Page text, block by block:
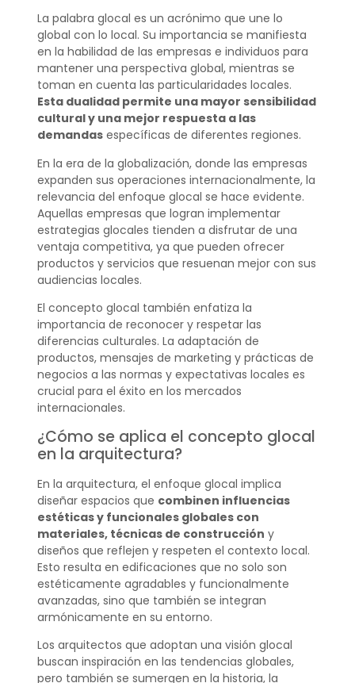
La palabra glocal es un acrónimo que une lo
global con lo local. Su importancia se manifiesta
en la habilidad de las empresas e individuos para
mantener una perspectiva global, mientras se
toman en cuenta las particularidades locales.
Esta dualidad permite una mayor sensibilidad
cultural y una mejor respuesta a las
demandasespecíficas de diferentes regiones.
En la era de la globalización, donde las empresas
expanden sus operaciones internacionalmente, la
relevancia del enfoque glocal se hace evidente.
Aquellas empresas que logran implementar
estrategias glocales tienden a disfrutar de una
ventaja competitiva, ya que pueden ofrecer
productos y servicios que resuenan mejor con sus
audiencias locales.
El concepto glocal también enfatiza la
importancia de reconocer y respetar las
diferencias culturales. La adaptación de
productos, mensajes de marketing y prácticas de
negocios a las normas y expectativas locales es
crucial para el éxito en los mercados
internacionales.
¿Cómo se aplica el concepto glocal
en la arquitectura?
En la arquitectura, el enfoque glocal implica
diseñar espacios que combinen influencias
estéticas y funcionales globales con
materiales, técnicas de construcción y
diseños que reflejen y respeten el contexto local.
Esto resulta en edificaciones que no solo son
estéticamente agradables y funcionalmente
avanzadas, sino que también se integran
armónicamente en su entorno.
Los arquitectos que adoptan una visión glocal
buscan inspiración en las tendencias globales,
pero también se sumergen en la historia, la